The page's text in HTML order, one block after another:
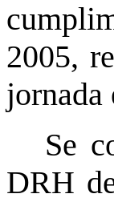
2005,
jornada
Se
DRH